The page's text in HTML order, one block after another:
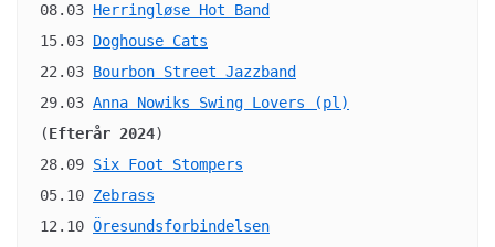
08.03 Herringløse Hot Band
15.03 Doghouse Cats
22.03 Bourbon Street Jazzband
29.03 Anna Nowiks Swing Lovers (pl)
(Efterår 2024)
28.09 Six Foot Stompers
05.10 Zebrass
12.10 Öresundsforbindelsen